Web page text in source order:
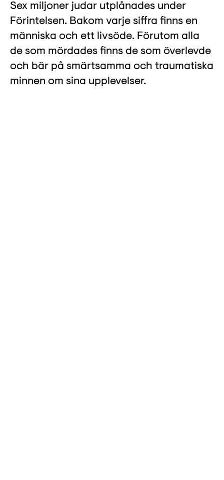
Sex miljoner judar utplånades under
Förintelsen. Bakom varje siffra finns en
människa och ett livsöde. Förutom alla
de som mördades finns de som överlevde
och bär på smärtsamma och traumatiska
minnen om sina upplevelser.